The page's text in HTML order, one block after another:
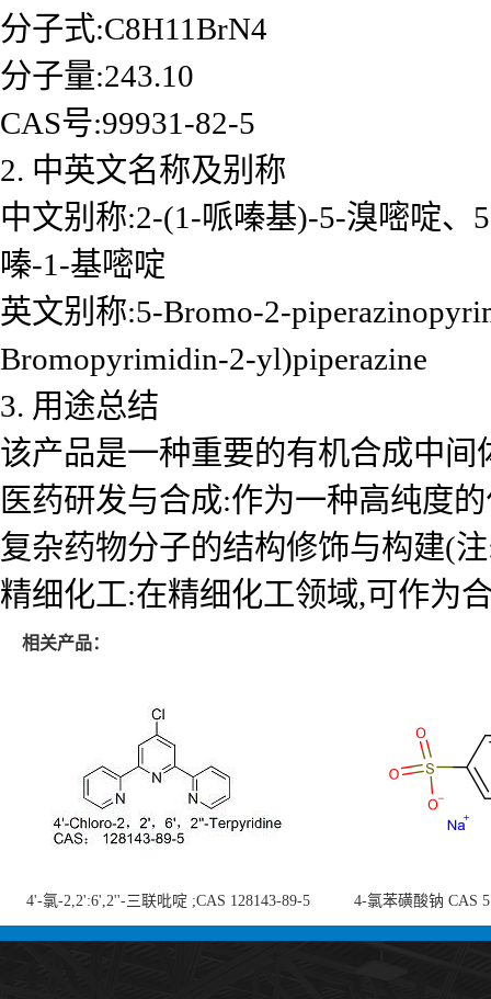
分子式:C8H11BrN4
分子量:243.10
CAS号:99931-82-5
2. 中英文名称及别称
中文别称:2-(1-哌嗪基)-5-溴嘧啶
嗪-1-基嘧啶
英文别称:5-Bromo-2-
Bromopyrimidin-2-yl)piperazine
3. 用途总结
该产品是一种重要的有机合成中间
医药研发与合成:作为一种高纯度
复杂药物分子的结构修饰与构建(
精细化工:在精细化工领域,可作为
相关产品：
4'-氯-2,2':6',2''-三联吡啶 ;CAS 128143-89-5
;4'-Chloro-2,2':6',2''-terpyridine;4-
4-氯苯磺酸钠 CAS